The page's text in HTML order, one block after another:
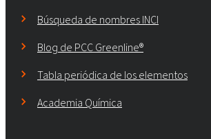
Búsqueda de nombres INCI
Blog de PCC Greenline®
Tabla periódica de los elementos
Academia Química